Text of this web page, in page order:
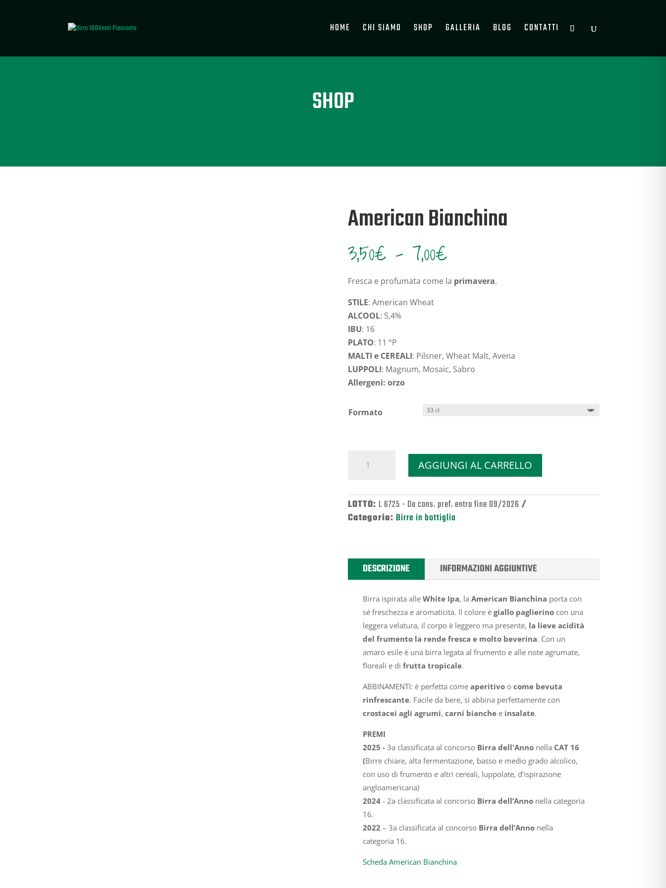
HOME CHI SIAMO SHOP GALLERIA BLOG CONTATTI
SHOP
American Bianchina
3,50€ - 7,00€Fascia
diprezzo:
da
Fresca e profumata come la primavera.
STILE: American Wheat
ALCOOL: 5,4%
IBU: 16
PLATO: 11 °P
MALTI e CEREALI: Pilsner, Wheat Malt, Avena
LUPPOLI: Magnum, Mosaic, Sabro
Allergeni: orzo
Formato
Bianchina
AGGIUNGI AL CARRELLO
LOTTO: L 6725 - Da cons. pref. entro fine 09/2026
Categoria: Birre in bottiglia
DESCRIZIONE INFORMAZIONI AGGIUNTIVE
Birra ispirata alle White Ipa, la American Bianchina porta con
sé freschezza e aromaticità. Il colore è giallo paglierinocon una
leggera velatura, il corpo è leggero ma presente, la lieve acidità
del frumento la rende fresca e molto beverina. Con un
amaro esile è una birra legata al frumento e alle note agrumate,
floreali e di frutta tropicale.
ABBINAMENTI: è perfetta come aperitivoo come bevuta
rinfrescante. Facile da bere, si abbina perfettamente con
crostacei agli agrumi, carni bianchee insalate.
PREMI
2025 -3a classificata al concorso Birra dell'Anno nella CAT 16
(Birre chiare, alta fermentazione, basso e medio grado alcolico,
con uso di frumento e altri cereali, luppolate, d’ispirazione
angloamericana)
2024- 2a classificata al concorso Birra dell’Annonella categoria
16.
2022 – 3a classificata al concorso Birra dell’Annonella
categoria 16.
Scheda American Bianchina